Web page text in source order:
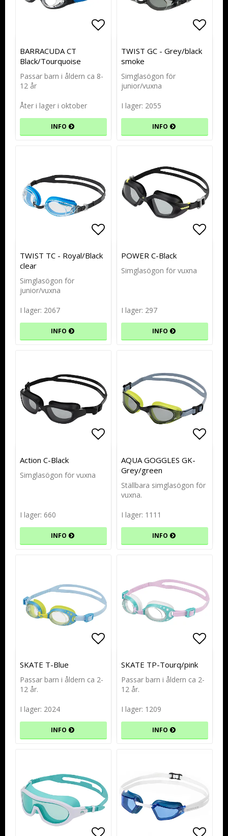
Lägg till i favoritlistan
Lägg till i favoritlistan
BARRACUDA CT
Black/Tourquoise
Passar barn i åldern ca 8-
12 år
Åter i lager i oktober
INFO
TWIST GC - Grey/black
smoke
Simglasögon för
junior/vuxna
I lager: 2055
INFO
Lägg till i favoritlistan
Lägg till i favoritlistan
TWIST TC - Royal/Black
clear
Simglasögon för
junior/vuxna
I lager: 2067
INFO
POWER C-Black
Simglasögon för vuxna
I lager: 297
INFO
Lägg till i favoritlistan
Lägg till i favoritlistan
Action C-Black
Simglasögon för vuxna
I lager: 660
INFO
AQUA GOGGLES GK-
Grey/green
Ställbara simglasögon för
vuxna.
I lager: 1111
INFO
Lägg till i favoritlistan
Lägg till i favoritlistan
SKATE T-Blue
Passar barn i åldern ca 2-
12 år.
I lager: 2024
INFO
SKATE TP-Tourq/pink
Passar barn i åldern ca 2-
12 år.
I lager: 1209
INFO